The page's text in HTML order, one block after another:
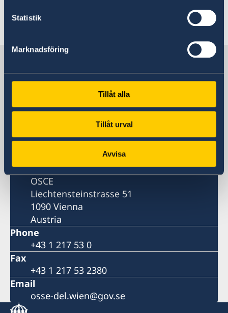
Statistik
Marknadsföring
Tillåt alla
Tillåt urval
Avvisa
Liechtensteinstrasse 51
1090 Vienna
Permanent Delegation of Sweden to the
OSCE
Liechtensteinstrasse 51
1090 Vienna
Austria
Phone
+43 1 217 53 0
Fax
+43 1 217 53 2380
Email
osse-del.wien@gov.se